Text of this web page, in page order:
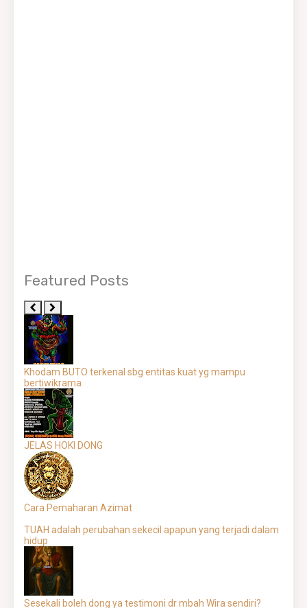
Featured Posts
Khodam BUTO terkenal sbg entitas kuat yg mampu
bertiwikrama
JELAS HOKI DONG
Cara Pemaharan Azimat
TUAH adalah perubahan sekecil apapun yang terjadi dalam
hidup
Sesekali boleh dong ya testimoni dr mbah Wira sendiri?